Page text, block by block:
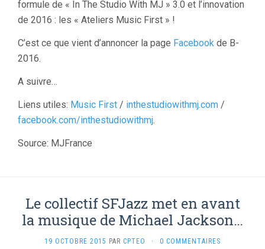
formule de « In The Studio With MJ » 3.0 et l’innovation
de 2016 : les « Ateliers Music First » !
C’est ce que vient d’annoncer la page Facebook de B-
2016.
A suivre…
Liens utiles: Music First / inthestudiowithmj.com /
facebook.com/inthestudiowithmj.
Source: MJFrance
Le collectif SFJazz met en avant
la musique de Michael Jackson…
19 OCTOBRE 2015 PAR CPTEO · 0 COMMENTAIRES